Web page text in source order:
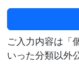
ご入力内容は「
いった分類以外